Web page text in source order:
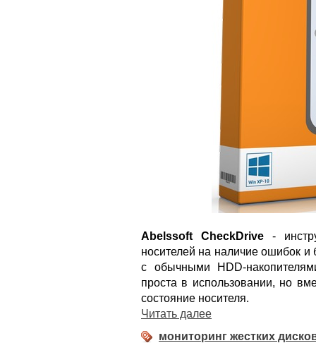
Abelssoft CheckDrive-
носителей на наличие ошибок и
с обычными HDD-
проста в использовании, но
состояние носителя.
Читать далее
мониторинг жестких